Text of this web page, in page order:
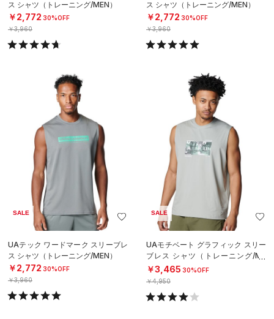
ス シャツ（トレーニング/MEN）
￥2,772 30%OFF
￥3,960
ス シャツ（トレーニング/MEN）
￥2,772 30%OFF
￥3,960
SALE
UAテック ワードマーク スリーブレ
ス シャツ（トレーニング/MEN）
￥2,772 30%OFF
￥3,960
SALE
UAモチベート グラフィック スリー
ブレス シャツ（トレーニング/ME
N）
￥3,465 30%OFF
￥4,950